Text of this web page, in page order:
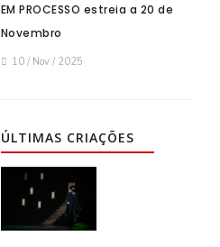
EM PROCESSO estreia a 20 de
Novembro
10 / Nov / 2025
ÚLTIMAS CRIAÇÕES